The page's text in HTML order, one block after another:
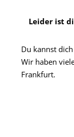
Leider ist
Du kannst
Wir haben
Frankfurt.